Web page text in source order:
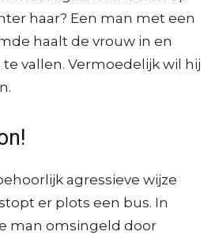
haar? Een man met een
haalt de vrouw in en
vallen. Vermoedelijk wil hij
agressieve wijze
er plots een bus. In
man omsingeld door